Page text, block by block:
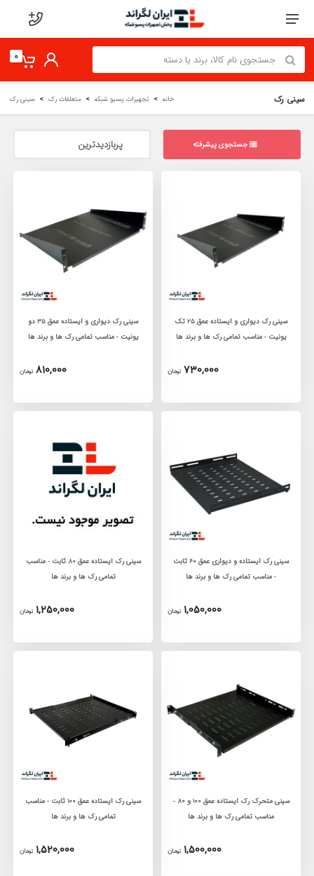
0
سینی رک خانه تجهیزات پسیو شبکه متعلقات رک سینی رک
جستجوی پیشرفته
سینی رک دیواری و ایستاده عمق 25 تک
یونیت - مناسب تمامی رک ها و برند ها
730,000 تومان
سینی رک دیواری و ایستاده عمق 35 دو
یونیت - مناسب تمامی رک ها و برند ها
810,000 تومان
سینی رک ایستاده و دیواری عمق 60 ثابت
- مناسب تمامی رک ها و برند ها
1,050,000 تومان
سینی رک ایستاده عمق 80 ثابت - مناسب
تمامی رک ها و برند ها
1,250,000 تومان
سینی متحرک رک ایستاده عمق 100 و 80 -
مناسب تمامی رک ها و برند ها
1,500,000 تومان
سینی رک ایستاده عمق 100 ثابت - مناسب
تمامی رک ها و برند ها
1,520,000 تومان